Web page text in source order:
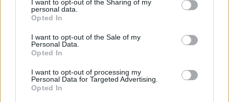
I want to opt-out of the Sharing of my
personal data.
Opted In
I want to opt-out of the Sale of my
Personal Data.
Opted In
I want to opt-out of processing my
Personal Data for Targeted Advertising.
Opted In